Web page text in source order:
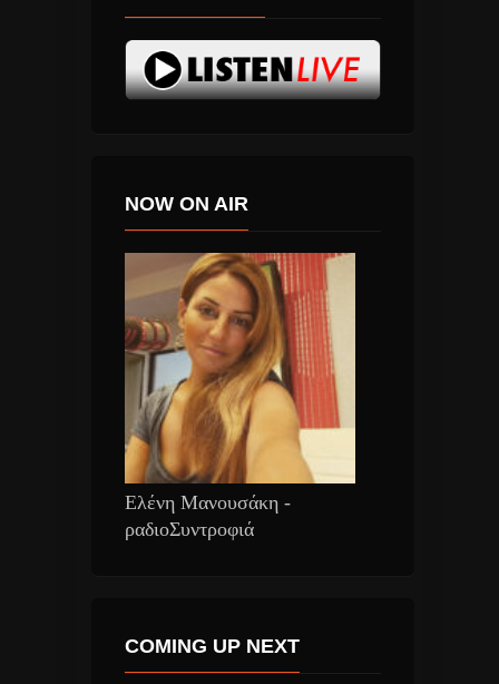
NOW ON AIR
Ελένη Μανουσάκη -
ραδιοΣυντροφιά
COMING UP NEXT